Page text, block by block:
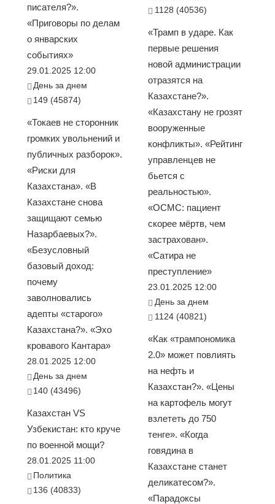
писателя?».
«Приговоры по делам
о январских
событиях»
29.01.2025 12:00
День за днем
149 (45874)
«Токаев не сторонник
громких увольнений и
публичных разборок».
«Риски для
Казахстана». «В
Казахстане снова
защищают семью
Назарбаевых?».
«Безусловный
базовый доход:
почему
заволновались
адепты «старого»
Казахстана?». «Эхо
кровавого Кантара»
28.01.2025 12:00
День за днем
140 (43496)
Казахстан VS
Узбекистан: кто круче
по военной мощи?
28.01.2025 11:00
Политика
136 (40833)
1128 (40536)
«Трамп в ударе. Как
первые решения
новой администрации
отразятся на
Казахстане?».
«Казахстану не грозят
вооруженные
конфликты». «Рейтинг
управленцев не
бьется с
реальностью».
«ОСМС: пациент
скорее мёртв, чем
застрахован».
«Сатира не
преступление»
23.01.2025 12:00
День за днем
1124 (40821)
«Как «трампономика
2.0» может повлиять
на нефть и
Казахстан?». «Цены
на картофель могут
взлететь до 750
тенге». «Когда
говядина в
Казахстане станет
деликатесом?».
«Парадоксы